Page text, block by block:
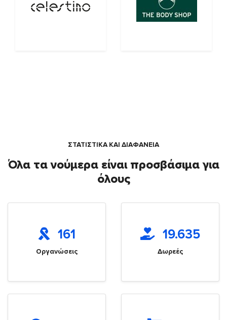
ΣΤΑΤΙΣΤΙΚΑ ΚΑΙ ΔΙΑΦΑΝΕΙΑ
Όλα τα νούμερα είναι προσβάσιμα για
όλους
161
Οργανώσεις
19.635
Δωρεές